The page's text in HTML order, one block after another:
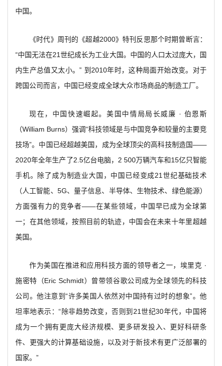
中国。
《时代》周刊的《超越2000》特刊反思那个时期曾断言：
“中国无法在21世纪成长为工业大国。中国的人口太过庞大，国
内生产总值又太小。” 到2010年时，这种局面开始改变。对于
跨国公司而言，中国已经变成全球大众市场商品的制造工厂。
现在，中国快速崛起。美国中情局局长威廉 · 伯恩斯
（William Burns）强调“科技领域是与中国竞争和较量的主要竞
技场”。中国已经超越美国，成为全球顶尖的高科技制造国——
2020年全年生产了2.5亿台电脑，2 500万辆汽车和15亿只智能
手机。除了成为制造业大国，中国已经变成21世纪基础技术
（人工智能、5G、量子信息、半导体、生物技术、绿色能源）
方面强有力的竞争者——在某些领域，中国早已成为全球第
一；在其他领域，按照目前的轨迹，中国会在未来十年里超越
美国。
作为美国在推进和应用科技方面的领导者之一，埃里克 ·
施密特（Eric Schmidt）曾带领谷歌公司成为全球领先的科技
公司。他注意到“许多美国人依然对中国持有过时的想象”。他
坦率地表示：“除非趋势改变，否则到21世纪30年代，中国将
成为一个拥有更庞大经济规模、更多研发投入、更好科研条
件、更强大的计算基础设施，以及对于新技术有更广泛部署的
国家。”